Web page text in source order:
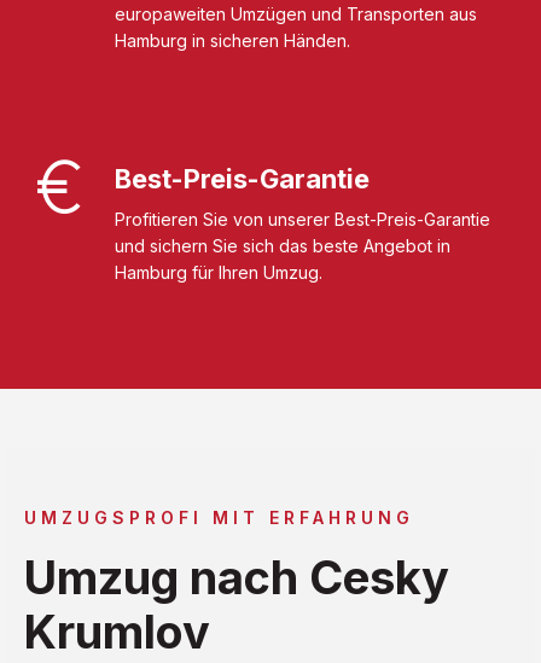
europaweiten Umzügen und Transporten aus
Hamburg in sicheren Händen.
Best-Preis-Garantie
Profitieren Sie von unserer Best-Preis-Garantie
und sichern Sie sich das beste Angebot in
Hamburg für Ihren Umzug.
UMZUGSPROFI MIT ERFAHRUNG
Umzug nach Cesky
Krumlov